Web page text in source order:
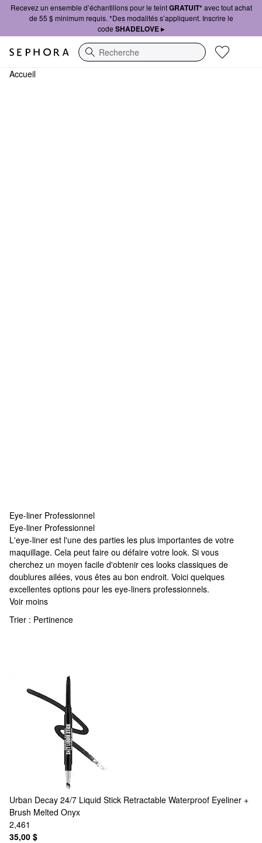
Recevez un ensemble d’échantillons pour le teintGRATUIT*avec tout achat
de 55 $ minimum requis. *Des modalités s’appliquent. Inscrire le
code SHADELOVE ▸
Recherche
Accueil
Eye-liner Professionnel
Eye-liner Professionnel
Eye-liner Professionnel
L'eye-liner est l'une des parties les plus importantes de votre
maquillage. Cela peut faire ou défaire votre look. Si vous
cherchez un moyen facile d'obtenir ces looks classiques de
doublures ailées, vous êtes au bon endroit. Voici quelques
excellentes options pour les eye-liners professionnels.
Voir moins
Trier : Pertinence
Urban Decay 24/7 Liquid Stick Retractable Waterproof Eyeliner +
Brush Melted Onyx
2,461
35,00 $